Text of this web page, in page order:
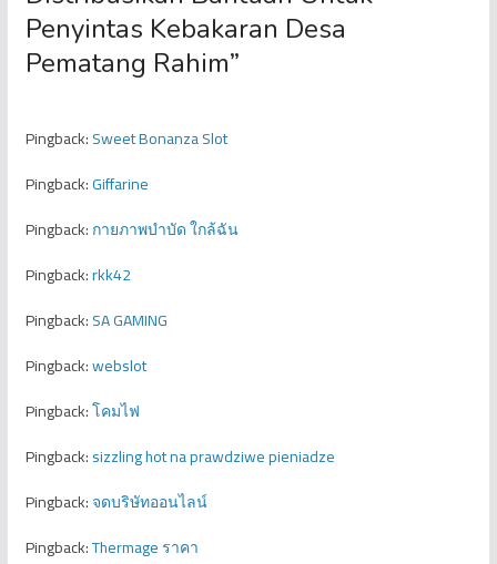
Penyintas Kebakaran Desa
Pematang Rahim”
Pingback:Sweet Bonanza Slot
Pingback:Giffarine
Pingback:กายภาพบำบัด ใกล้ฉัน
Pingback:rkk42
Pingback:SA GAMING
Pingback:webslot
Pingback:โคมไฟ
Pingback:sizzling hot na prawdziwe pieniadze
Pingback:จดบริษัทออนไลน์
Pingback:Thermage ราคา